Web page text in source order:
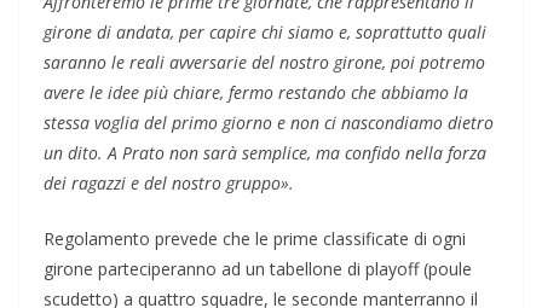
girone di andata, per capire chi siamo e, soprattutto quali
saranno le reali avversarie del nostro girone, poi potremo
avere le idee più chiare, fermo restando che abbiamo la
stessa voglia del primo giorno e non ci nascondiamo dietro
un dito. A Prato non sarà semplice, ma confido nella forza
dei ragazzi e del nostro gruppo».
Regolamento prevede che le prime classificate di ogni
girone parteciperanno ad un tabellone di playoff (poule
scudetto) a quattro squadre, le seconde manterranno il